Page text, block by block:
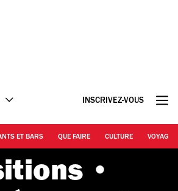
INSCRIVEZ-VOUS
ET BARS QUE FAIRE CULTURE VOYAGE
•